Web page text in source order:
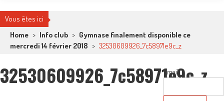
Vous êtes ici
Home > Info club > Gymnase finalement disponible ce
mercredi 14 février 2018 > 32530609926_7c58971e9c_z
32530609926_7c58971e9c_z
Email